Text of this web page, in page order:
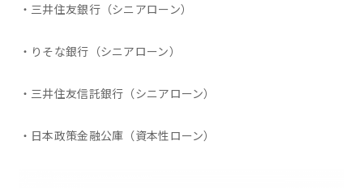
・三井住友銀行（シニアローン）
・りそな銀行（シニアローン）
・三井住友信託銀行（シニアローン）
・日本政策金融公庫（資本性ローン）